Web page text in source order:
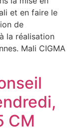
et en faire le
de
la réalisation
Mali CIGMA
CM